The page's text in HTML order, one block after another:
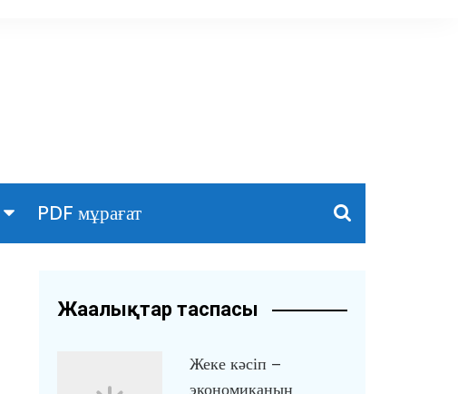
PDF мұрағат
Жаңалықтар таспасы
Жеке кәсіп –
экономиканың